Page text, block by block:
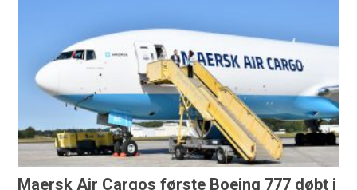
Maersk Air Cargos første Boeing 777 døbt i